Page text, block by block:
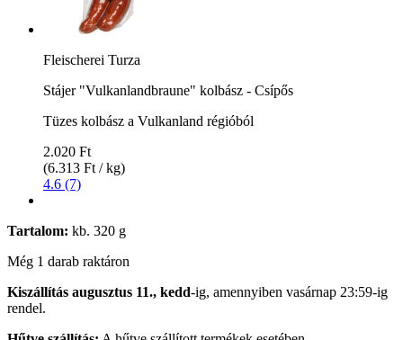
Fleischerei Turza
Stájer "Vulkanlandbraune" kolbász - Csípős
Tüzes kolbász a Vulkanland régióból
2.020 Ft
(6.313 Ft / kg)
4.6 (7)
Tartalom: kb. 320 g
Még 1 darab raktáron
Kiszállítás augusztus 11., kedd-ig, amennyiben vasárnap 23:59-ig
rendel.